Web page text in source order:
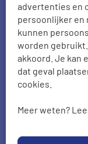
advertenties en
persoonlijker en
kunnen
worden gebruikt.
akkoord. Je kan
dat geval
cookies.
Meer weten?
je woning
badkamer of
vaak niet
verhuurder of
het
Zo niet, sluit